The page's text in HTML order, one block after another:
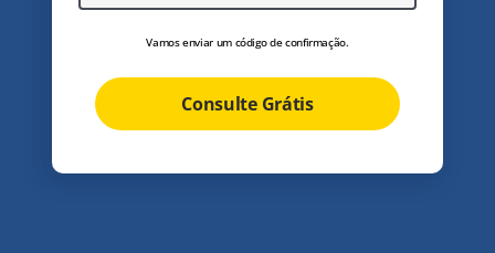
Vamos enviar um código de confirmação.
Consulte Grátis